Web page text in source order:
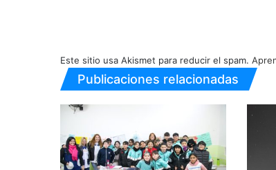
Este sitio usa Akismet para reducir el spam.
Publicaciones relacionadas